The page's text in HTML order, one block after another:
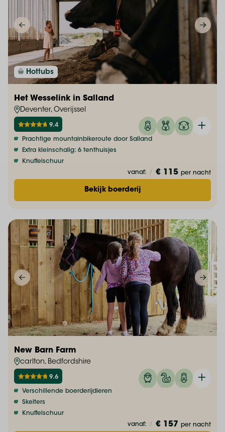
Hottubs
Het Wesselink in Salland
Deventer, Overijssel
9.4
Prachtige mountainbikeroute door Salland
Extra kleinschalig: 6 tenthuisjes
Knuffelschuur
vanaf: / € 115 per nacht
Bekijk boerderij
New Barn Farm
carlton, Bedfordshire
9.6
Verschillende boerderijdieren
Skelters
Knuffelschuur
vanaf: / € 157 per nacht